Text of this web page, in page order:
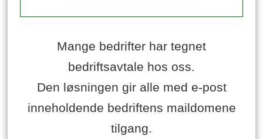
Mange bedrifter har tegnet
bedriftsavtale hos oss.
Den løsningen gir alle med e-post
inneholdende bedriftens maildomene
tilgang.